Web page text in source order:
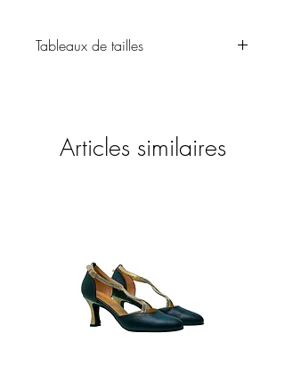
Tableaux de tailles
Articles similaires